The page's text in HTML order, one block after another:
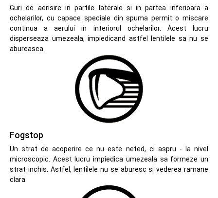
Guri de aerisire in partile laterale si in partea inferioara a
ochelarilor, cu capace speciale din spuma permit o miscare
continua a aerului in interiorul ochelarilor. Acest lucru
disperseaza umezeala, impiedicand astfel lentilele sa nu se
abureasca.
Fogstop
Un strat de acoperire ce nu este neted, ci aspru - la nivel
microscopic. Acest lucru impiedica umezeala sa formeze un
strat inchis. Astfel, lentilele nu se aburesc si vederea ramane
clara.